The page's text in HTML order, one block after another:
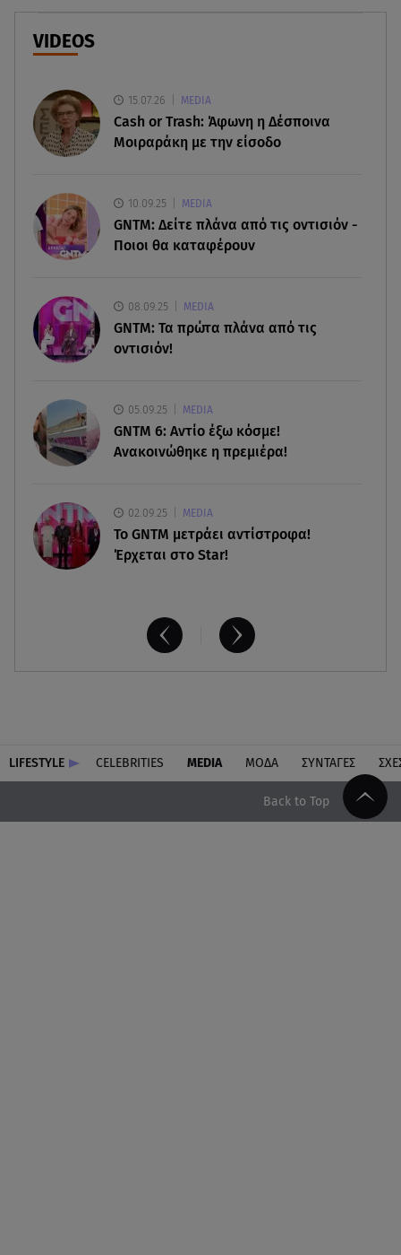
08.08.26 , 23:30
Greek Mafia: Χειροπέδες σε «Πίτμπουλ» και
08.08.26 , 23:00
Στενά του Ορμούζ: Στο Ιράν ο έλεγχος της
εισερχόμενης ναυσιπλοΐας
08.08.26 , 22:45
Κρήτη: Τι απαντά η ΕΛ.ΑΣ. για το βίντεο με τον
μεθυσμένο τουρίστα
Αλεξανδρούπολη: Ανασύρθηκε χωρίς τις
αισθήσεις του ηλικιωμένος από πηγάδι
δηλητηρίασαν δύο δέντρα
VIDEOS
15.07.26 MEDIA
Cash or Trash: Άφωνη η Δέσποινα
Μοιραράκη με την είσοδο
10.09.25 MEDIA
GNTM: Δείτε πλάνα από τις οντισιόν -
Ποιοι θα καταφέρουν
08.09.25 MEDIA
GNTM: Τα πρώτα πλάνα από τις
οντισιόν!
05.09.25 MEDIA
GNTM 6: Αντίο έξω κόσμε!
Ανακοινώθηκε η πρεμιέρα!
02.09.25 MEDIA
Το GNTM μετράει αντίστροφα!
Έρχεται στο Star!
LIFESTYLE CELEBRITIES MEDIA ΜΟΔΑ ΣΥΝΤΑΓΕΣ
Back to Top